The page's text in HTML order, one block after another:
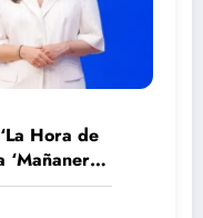
Hora de
‘Mañaneros